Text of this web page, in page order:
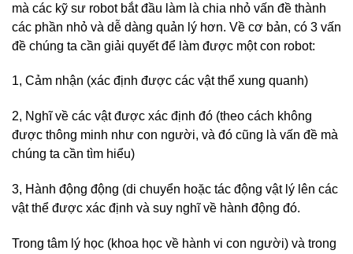
mà các kỹ sư robot bắt đầu làm là chia nhỏ vấn đề thành
các phần nhỏ và dễ dàng quản lý hơn. Về cơ bản, có 3 vấn
đề chúng ta cần giải quyết để làm được một con robot:
1, Cảm nhận (xác định được các vật thể xung quanh)
2, Nghĩ về các vật được xác định đó (theo cách không
được thông minh như con người, và đó cũng là vấn đề mà
chúng ta cần tìm hiểu)
3, Hành động động (di chuyển hoặc tác động vật lý lên các
vật thể được xác định và suy nghĩ về hành động đó.
Trong tâm lý học (khoa học về hành vi con người) và trong